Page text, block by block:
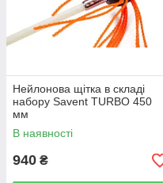
Нейлонова щітка в складі
набору Savent TURBO 450
мм
В наявності
940 ₴